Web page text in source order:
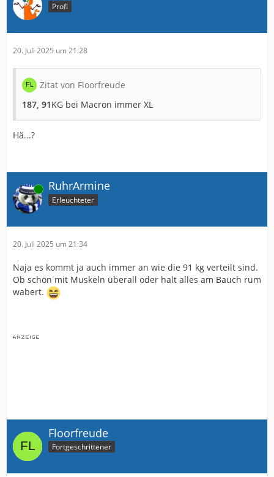
Profi
20. Juli 2025 um 21:28
Zitat von Floorfreude
187, 91KG bei Macron immer XL
Hä...?
Online RuhrArmine
Erleuchteter
20. Juli 2025 um 21:34
Naja es kommt ja auch immer an wie die 91 kg verteilt sind.
Ob schön mit Muskeln überall oder halt alles am Bauch rum
wabert.
Floorfreude
Fortgeschrittener